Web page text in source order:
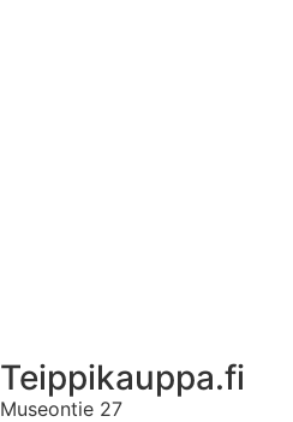
Teippikauppa.fi
Museontie 27